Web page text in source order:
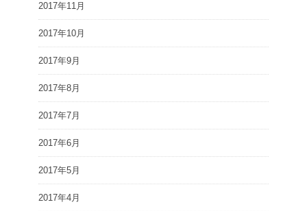
2017年11月
2017年10月
2017年9月
2017年8月
2017年7月
2017年6月
2017年5月
2017年4月